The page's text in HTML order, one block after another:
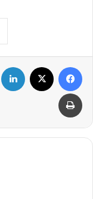
فيسبوك
طباعة